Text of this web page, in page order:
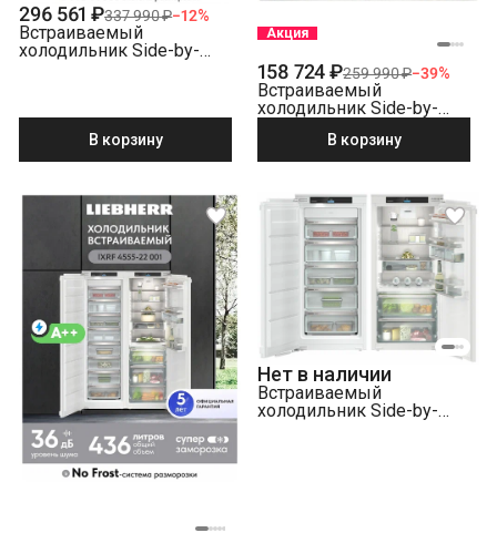
296 561 ₽337 990 ₽−12%
Встраиваемый
холодильник Side-by-
В корзину
Акция
158 724 ₽259 990 ₽−39%
Встраиваемый
холодильник Side-by-
22 001 NoFrost
В корзину
Нет в наличии
Встраиваемый
холодильник Side-by-